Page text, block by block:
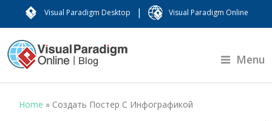
Visual Paradigm Desktop | Visual Paradigm Online
Menu
Home » Создать Постер С Инфографикой